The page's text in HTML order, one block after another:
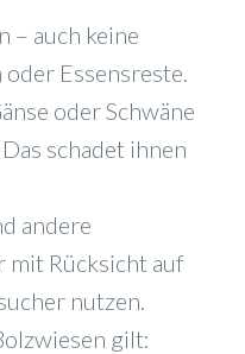
– auch keine
Essensreste.
oder Schwäne
schadet ihnen
andere
mit Rücksicht auf
nutzen.
gilt: